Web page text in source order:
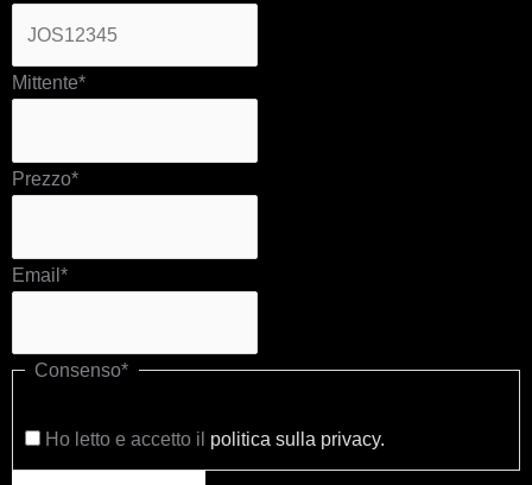
Mittente*
Prezzo*
Email*
Consenso*
Ho letto e accetto il politica sulla privacy.